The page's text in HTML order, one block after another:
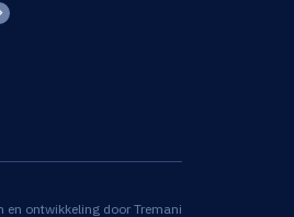
en ontwikkeling doorTremani